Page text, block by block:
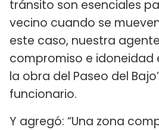
tránsito son esenciales
vecino cuando se
este caso, nuestra
compromiso e idoneidad
la obra del Paseo del
funcionario.
Y agregó: “Una zona